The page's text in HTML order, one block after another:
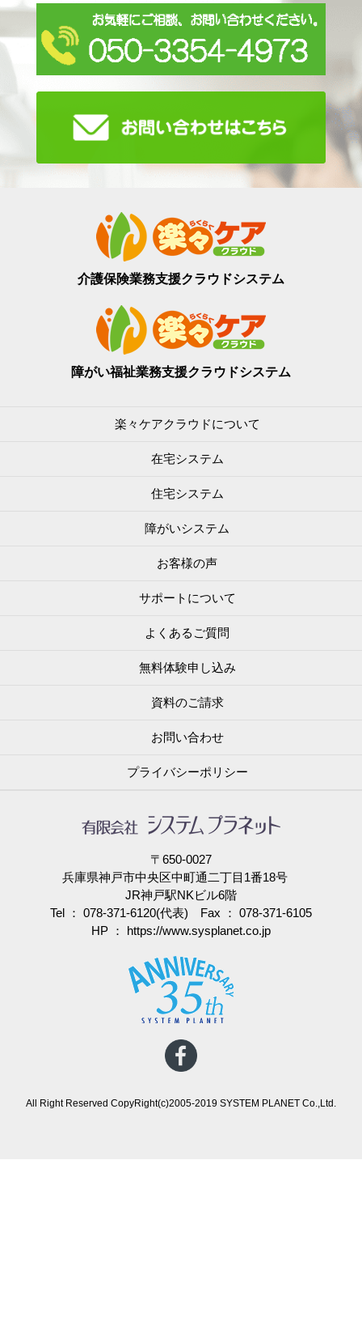
介護保険業務支援クラウドシステム
障がい福祉業務支援クラウドシステム
楽々ケアクラウドについて
在宅システム
住宅システム
障がいシステム
お客様の声
サポートについて
よくあるご質問
無料体験申し込み
資料のご請求
お問い合わせ
プライバシーポリシー
〒650-0027
兵庫県神戸市中央区中町通二丁目1番18号
JR神戸駅NKビル6階
Tel ： 078-371-6120(代表) Fax ： 078-371-6105
HP ： https://www.sysplanet.co.jp
All Right Reserved CopyRight(c)2005-2019 SYSTEM PLANET Co.,Ltd.